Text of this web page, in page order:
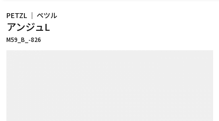
PETZL ｜ ペツル
アンジュL
M59_B_-826